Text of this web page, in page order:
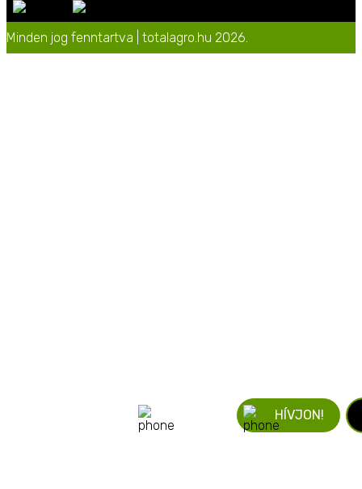
HÍVJON!
Minden jog fenntartva | totalagro.hu 2026.